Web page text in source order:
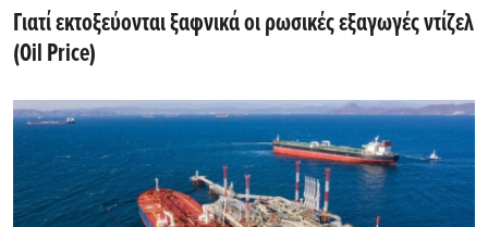
Γιατί εκτοξεύονται ξαφνικά οι ρωσικές εξαγωγές ντίζελ
(Oil Price)